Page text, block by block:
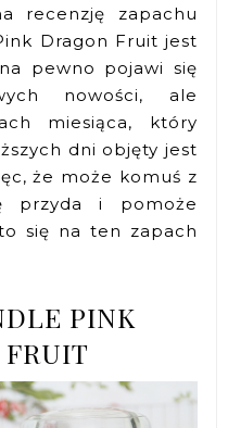
recenzję zapachu
Dragon Fruit jest
pewno pojawi się
nowości, ale
miesiąca, który
dni objęty jest
że może komuś z
przyda i pomoże
się na ten zapach
PINK
FRUIT